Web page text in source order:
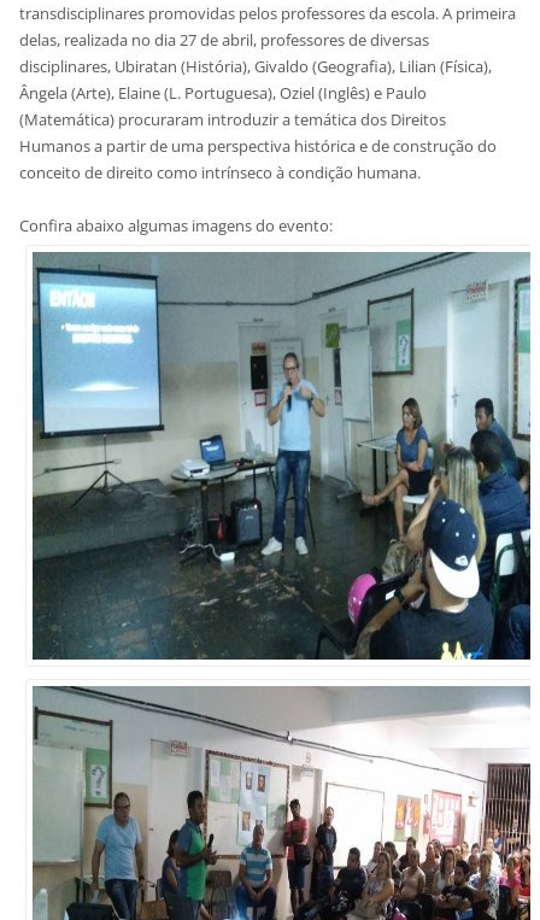
transdisciplinares promovidas pelos professores da escola. A primeira
delas, realizada no dia 27 de abril, professores de diversas
disciplinares, Ubiratan (História), Givaldo (Geografia), Lilian (Física),
Ângela (Arte), Elaine (L. Portuguesa), Oziel (Inglês) e Paulo
(Matemática) procuraram introduzir a temática dos Direitos
Humanos a partir de uma perspectiva histórica e de construção do
conceito de direito como intrínseco à condição humana.
Confira abaixo algumas imagens do evento: